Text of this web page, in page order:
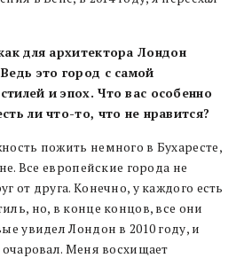
для архитектора Лондон
это город с самой
и эпох. Что вас особенно
ли что-то, что не нравится?
пожить немного в Бухаресте,
Все европейские города не
от друга. Конечно, у каждого есть
но, в конце концов, все они
увидел Лондон в 2010 году, и
Меня восхищает